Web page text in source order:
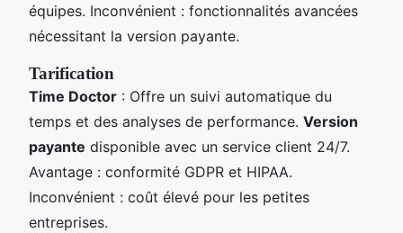
équipes. Inconvénient : fonctionnalités avancées
nécessitant la version payante.
Tarification
Time Doctor : Offre un suivi automatique du
temps et des analyses de performance. Version
payante disponible avec un service client 24/7.
Avantage : conformité GDPR et HIPAA.
Inconvénient : coût élevé pour les petites
entreprises.